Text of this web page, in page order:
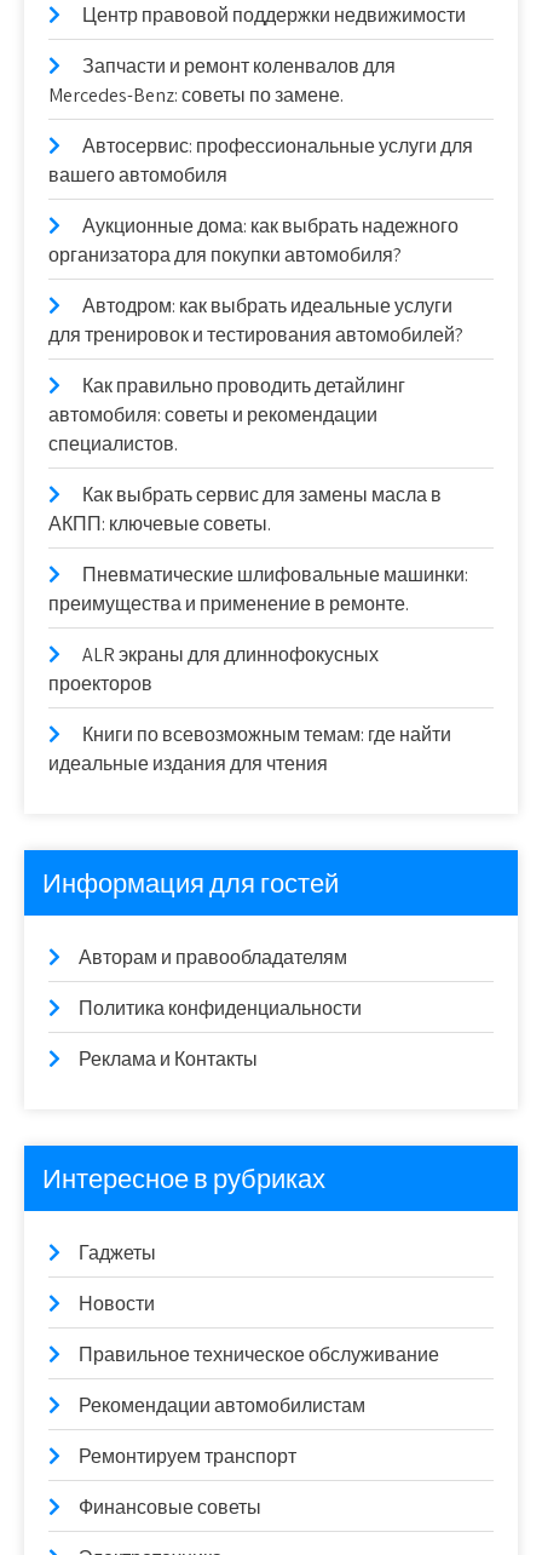
Центр правовой поддержки недвижимости
Запчасти и ремонт коленвалов для
Mercedes-Benz: советы по замене.
Автосервис: профессиональные услуги для
вашего автомобиля
Аукционные дома: как выбрать надежного
организатора для покупки автомобиля?
Автодром: как выбрать идеальные услуги
для тренировок и тестирования автомобилей?
Как правильно проводить детайлинг
автомобиля: советы и рекомендации
специалистов.
Как выбрать сервис для замены масла в
АКПП: ключевые советы.
Пневматические шлифовальные машинки:
преимущества и применение в ремонте.
ALR экраны для длиннофокусных
проекторов
Книги по всевозможным темам: где найти
идеальные издания для чтения
Информация для гостей
Авторам и правообладателям
Политика конфиденциальности
Реклама и Контакты
Интересное в рубриках
Гаджеты
Новости
Правильное техническое обслуживание
Рекомендации автомобилистам
Ремонтируем транспорт
Финансовые советы